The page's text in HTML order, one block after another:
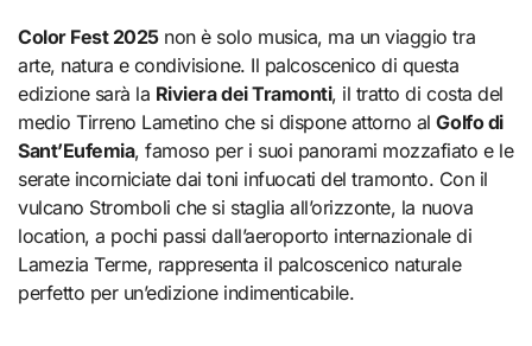
Color Fest 2025non è solo musica, ma un viaggio tra
arte, natura e condivisione. Il palcoscenico di questa
edizione sarà la Riviera dei Tramonti, il tratto di costa del
medio Tirreno Lametino che si dispone attorno alGolfo di
Sant’Eufemia, famoso per i suoi panorami mozzafiato e le
serate incorniciate dai toni infuocati del tramonto. Con il
vulcano Stromboli che si staglia all’orizzonte, la nuova
location, a pochi passi dall’aeroporto internazionale di
Lamezia Terme, rappresenta il palcoscenico naturale
perfetto per un’edizione indimenticabile.